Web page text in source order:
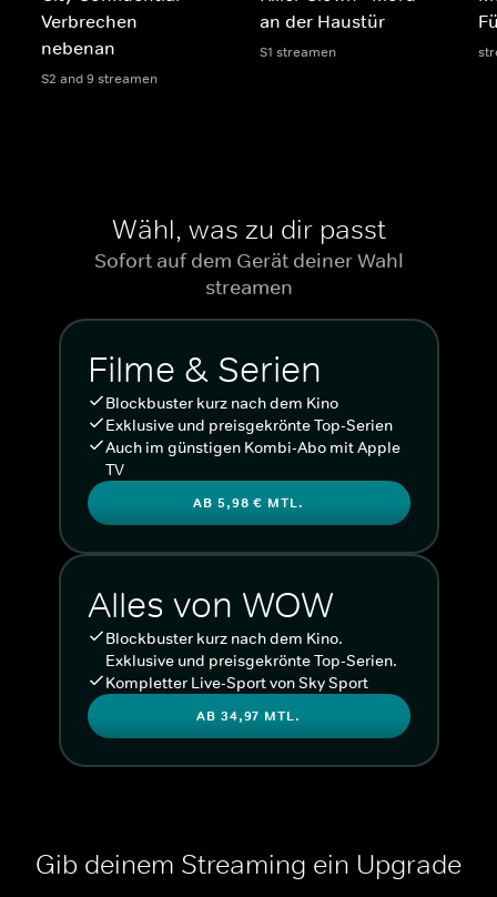
Verbrechen
nebenan
S2 and 9 streamen
an der Haustür
S1 streamen
Wähl, was zu dir passt
Sofort auf dem Gerät deiner Wahl
streamen
Filme & Serien
Blockbuster kurz nach dem Kino
Exklusive und preisgekrönte Top-Serien
Auch im günstigen Kombi-Abo mit Apple
TV
AB 5,98 € MTL.
Alles von WOW
Blockbuster kurz nach dem Kino.
Exklusive und preisgekrönte Top-Serien.
Kompletter Live-Sport von Sky Sport
AB 34,97 MTL.
Gib deinem Streaming ein Upgrade